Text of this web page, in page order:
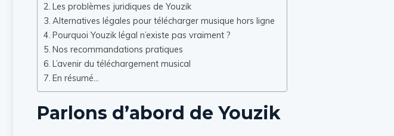
Les problèmes juridiques de Youzik
Alternatives légales pour télécharger musique hors ligne
Pourquoi Youzik légal n’existe pas vraiment ?
Nos recommandations pratiques
L’avenir du téléchargement musical
En résumé…
Parlons d’abord de Youzik